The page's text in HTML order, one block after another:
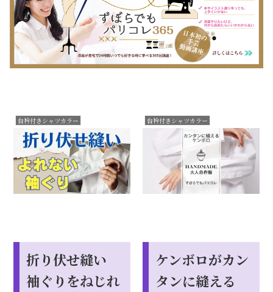
台衿付きシャツカラー
折り伏せ縫い
袖ぐりをねじれ
台衿付きシャツカラー
ケンボロがカン
タンに縫える